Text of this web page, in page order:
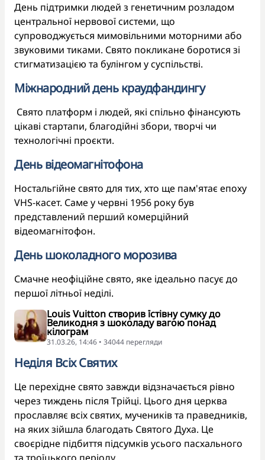
День підтримки людей з генетичним розладом
центральної нервової системи, що
супроводжується мимовільними моторними або
звуковими тиками. Свято покликане боротися зі
стигматизацією та булінгом у суспільстві.
Міжнародний день краудфандингу
Свято платформ і людей, які спільно фінансують
цікаві стартапи, благодійні збори, творчі чи
технологічні проєкти.
День відеомагнітофона
Ностальгійне свято для тих, хто ще пам'ятає епоху
VHS-касет. Саме у червні 1956 року був
представлений перший комерційний
відеомагнітофон.
День шоколадного морозива
Смачне неофіційне свято, яке ідеально пасує до
першої літньої неділі.
Louis Vuitton створив їстівну сумку до
Великодня з шоколаду вагою понад
кілограм
31.03.26, 14:46 • 34044 перегляди
Неділя Всіх Святих
Це перехідне свято завжди відзначається рівно
через тиждень після Трійці. Цього дня церква
прославляє всіх святих, мучеників та праведників,
на яких зійшла благодать Святого Духа. Це
своєрідне підбиття підсумків усього пасхального